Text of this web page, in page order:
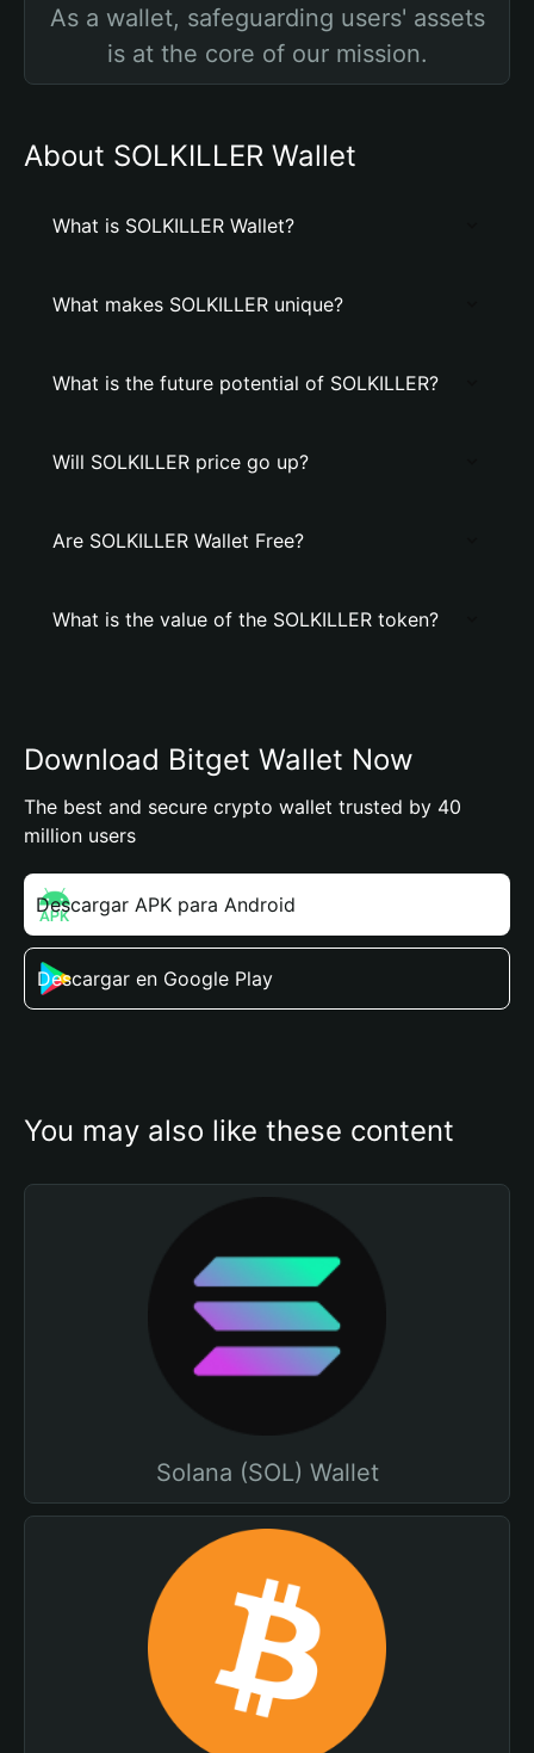
As a wallet, safeguarding users' assets
is at the core of our mission.
About SOLKILLER Wallet
What is SOLKILLER Wallet?
What makes SOLKILLER unique?
What is the future potential of SOLKILLER?
Will SOLKILLER price go up?
Are SOLKILLER Wallet Free?
What is the value of the SOLKILLER token?
Download Bitget Wallet Now
The best and secure crypto wallet trusted by 40
million users
Descargar APK para Android
Descargar en Google Play
You may also like these content
Solana (SOL) Wallet